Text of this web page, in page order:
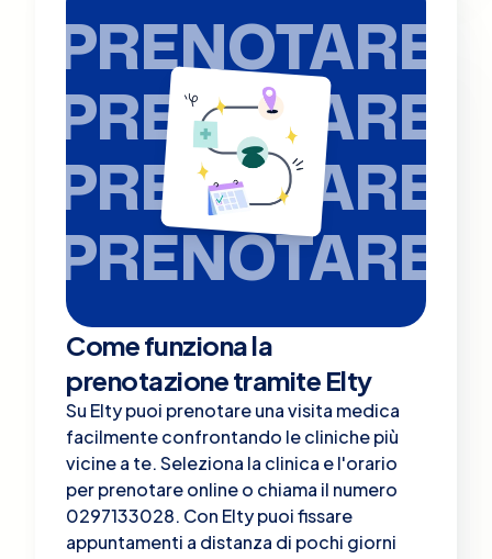
PRENOTARE
PRENOTARE
PRENOTARE
PRENOTARE
Come funziona la
prenotazione tramite Elty
Su Elty puoi prenotare una visita medica
facilmente confrontando le cliniche più
vicine a te. Seleziona la clinica e l'orario
per prenotare online o chiama il numero
0297133028. Con Elty puoi fissare
appuntamenti a distanza di pochi giorni